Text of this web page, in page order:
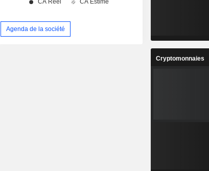
Agenda de la société
Cryptomonnaies